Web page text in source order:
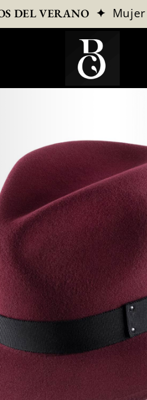
DEL VERANO ✦ Mujer